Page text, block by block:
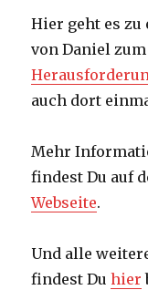
Hier geht es
von Daniel
auch dort
Mehr
findest Du auf
Webseite.
Und alle
findest Duhier